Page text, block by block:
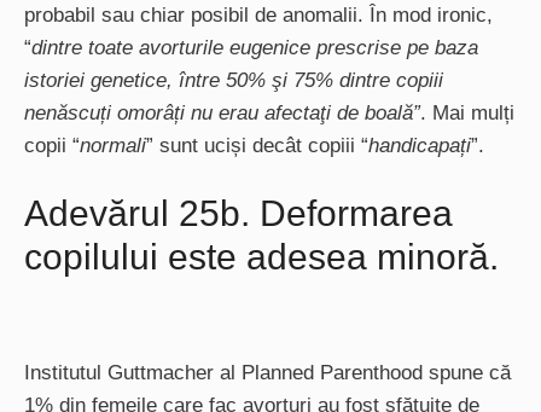
probabil sau chiar posibil de anomalii. În mod ironic,
“dintre toate avorturile eugenice prescrise pe baza
istoriei genetice, între 50% şi 75% dintre copiii
nenăscuți omorâți nu erau afectaţi de boală”. Mai mulți
copii “normali” sunt uciși decât copiii “handicapați”.
Adevărul 25b. Deformarea
copilului este adesea minoră.
Institutul Guttmacher al Planned Parenthood spune că
1% din femeile care fac avorturi au fost sfătuite de